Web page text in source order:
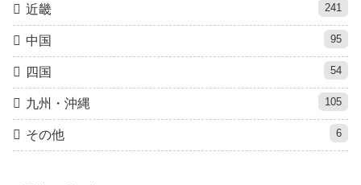
近畿 241
中国 95
四国 54
九州・沖縄 105
その他 6